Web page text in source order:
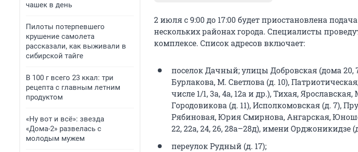
чашек в день
Пилоты потерпевшего
крушение самолета
рассказали, как выживали в
сибирской тайге
В 100 г всего 23 ккал: три
рецепта с главным летним
продуктом
«Ну вот и всё»: звезда
«Дома-2» развелась с
молодым мужем
2 июля с 9:00 до 17:00 будет приостановлена
нескольких районах города. Специалисты
комплексе. Список адресов включает:
поселок Дачный; улицы Добровская (дома 20,
Бурлакова, М. Светлова (д. 10),
числе 1/1, 3а, 4а, 12а и др.), Тихая,
Городовикова (д. 11), Исполкомовская (д. 7),
Рябиновая, Юрия Смирнова, Ангарская,
22, 22а, 24, 26, 28а–28д), имени Орджоникидзе
переулок Рудный (д. 17);